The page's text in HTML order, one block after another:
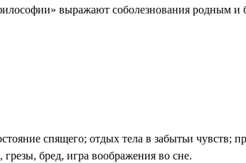
выражают соболезнования родным и
спящего; отдых тела в забытьи чувств;
грезы, бред, игра воображения во сне.